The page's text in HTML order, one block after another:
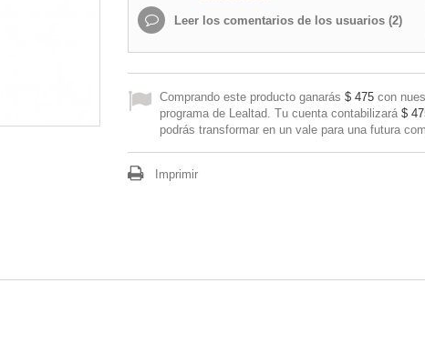
Leer los comentarios de los usuarios (2)
Comprando este producto ganarás $ 475 con
programa de Lealtad. Tu cuenta contabilizará $
podrás transformar en un vale para una futura
Imprimir